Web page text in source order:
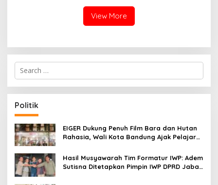
View More
S
r
c
h
f
o
r
:
Politik
EIGER Dukung Penuh Film Bara dan Hutan
Rahasia, Wali Kota Bandung Ajak Pelajar
Hasil Musyawarah Tim Formatur IWP: Adem
Sutisna Ditetapkan Pimpin IWP DPRD Jabar